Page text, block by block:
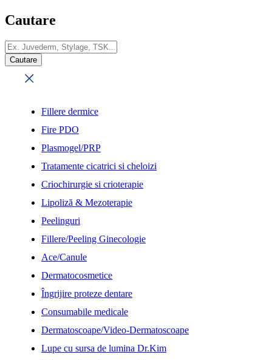
Cautare
Fillere dermice
Fire PDO
Plasmogel/PRP
Tratamente cicatrici si cheloizi
Criochirurgie si crioterapie
Lipoliză & Mezoterapie
Peelinguri
Fillere/Peeling Ginecologie
Ace/Canule
Dermatocosmetice
Îngrijire proteze dentare
Consumabile medicale
Dermatoscoape/Video-Dermatoscoape
Lupe cu sursa de lumina Dr.Kim